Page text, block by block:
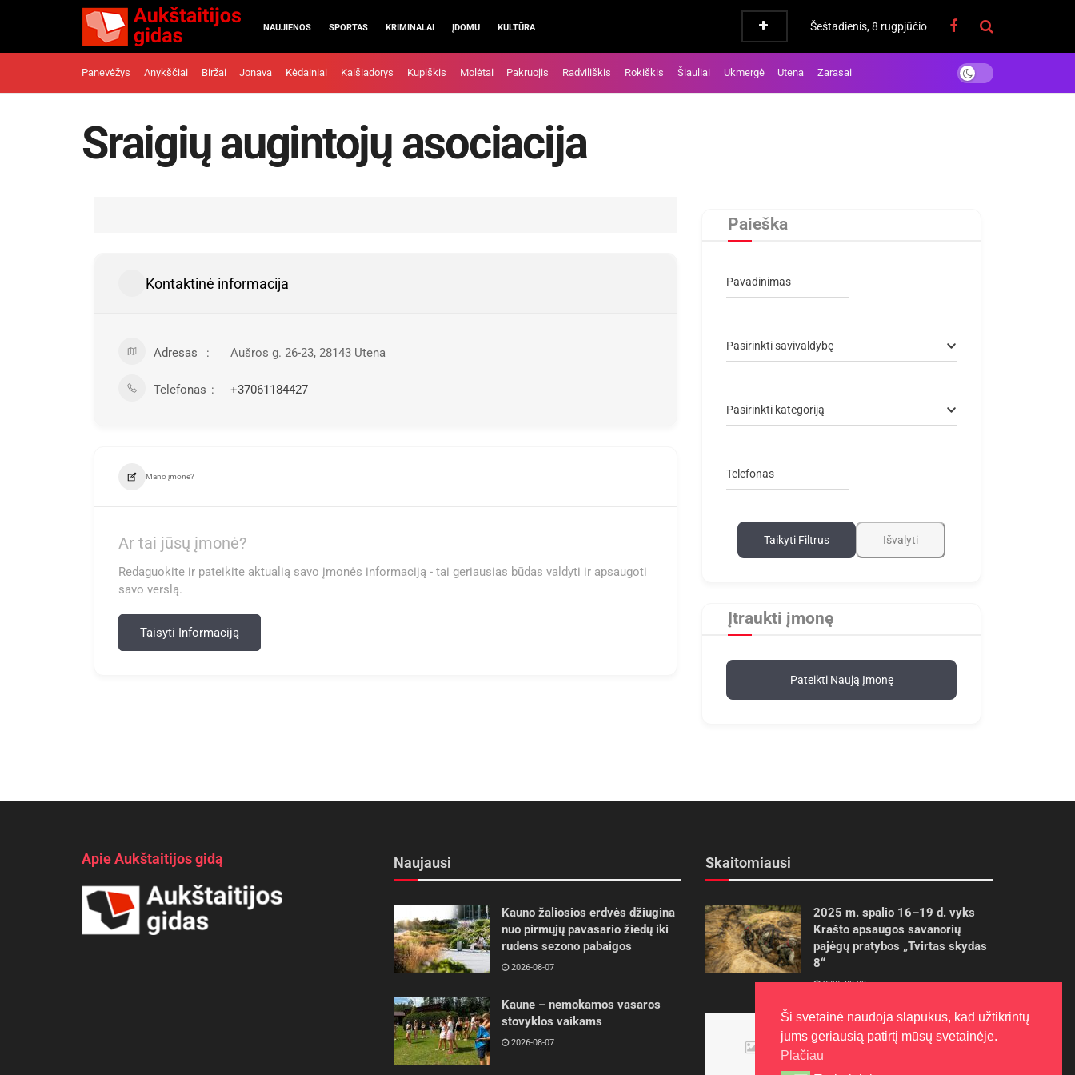
NAUJIENOS SPORTAS KRIMINALAI ĮDOMU KULTŪRA Šeštadienis, 8 rugpjūčio
Panevėžys Anykščiai Biržai Jonava Kėdainiai Kaišiadorys Kupiškis Molėtai Pakruojis Radviliškis Rokiškis Šiauliai Ukmergė Utena Zarasai
Sraigių augintojų asociacija
Kontaktinė informacija
Adresas Aušros g. 26-23, 28143 Utena
Telefonas +37061184427
Mano įmonė?
Ar tai jūsų įmonė?
Redaguokite ir pateikite aktualią savo įmonės informaciją - tai geriausias būdas valdyti ir apsaugoti
savo verslą.
Taisyti Informaciją
Paieška
Pavadinimas
Pasirinkti savivaldybę
Pasirinkti kategoriją
Telefonas
Taikyti Filtrus Išvalyti
Įtraukti įmonę
Pateikti Naują Įmonę
Apie Aukštaitijos gidą Naujausi
Kauno žaliosios erdvės džiugina
nuo pirmųjų pavasario žiedų iki
rudens sezono pabaigos
2026-08-07
Kaune – nemokamos vasaros
stovyklos vaikams
2026-08-07
Skaitomiausi
2025 m. spalio 16–19 d. vyks
Krašto apsaugos savanorių
pajėgų pratybos „Tvirtas skydas
8“
2025-09-29
Panevėžietės tarptautinėje
programoje siekia aukso
2015-10-30
Ši svetainė naudoja slapukus, kad užtikrintų
jums geriausią patirtį mūsų svetainėje.
Plačiau